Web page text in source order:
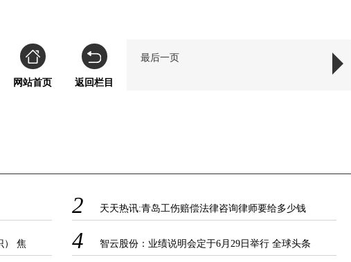
最后一页
网站首页 返回栏目
2 天天热讯:青岛工伤赔偿法律咨询律师要给多少钱
） 焦
4 智云股份：业绩说明会定于6月29日举行 全球头条